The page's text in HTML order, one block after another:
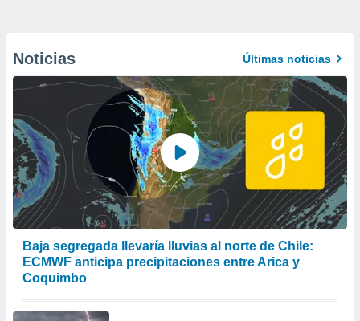
Noticias Últimas noticias
Baja segregada llevaría lluvias al norte de Chile:
ECMWF anticipa precipitaciones entre Arica y
Coquimbo